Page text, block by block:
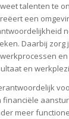
talenten te
een
Daarbij zorg
en
meer